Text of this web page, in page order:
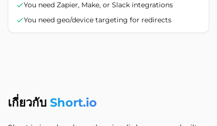
You need Zapier, Make, or Slack integrations
You need geo/device targeting for redirects
เกี่ยวกับ Short.io